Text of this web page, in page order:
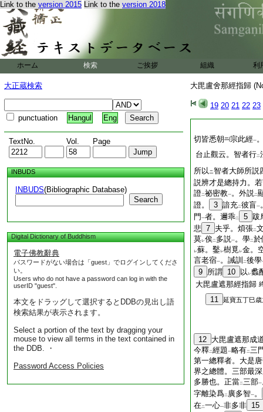
Link to the version 2015 Link to the version 2018
ホーム 検索 ご挨拶 組織 利
大正蔵検索
punctuation Hangul Eng
TextNo. Vol. Page
INBUDS
INBUDS(Bibliographic Database)
Search
Digital Dictionary of Buddhism
電子佛教辭典
パスワードがない場合は「guest」でログインしてくださ
い。
Users who do not have a password can log in with the
userID "guest".
本文をドラッグして選択するとDDBの見出し語
検索結果が表示されます。
Select a portion of the text by dragging your
mouse to view all terms in the text contained in
the DDB. ・
Password Access Policies
大毘盧舍那經指歸
19 20 21 22 23
切皆悉朝 宗此經一
台止觀云。智者行二
所以ニ智者大師所説
説辨才是總持力。
證二祕密教一。外説二
證。
3 諳充二彼盲一
門 一者。邇乖二 5 跋
悲 7 夫乎。煩張二
莫レ俟二 多説一。學二於
レ蘇。鑿レ樹覓レ金。
言老宿一。誡訓 二後學
9 所謂 10 以 レ蠡
大毘盧遮那經指歸
11 延寶五丁巳
12 大毘盧遮那成
今釋二經題一略有二三
第一總釋者。大是
界之總體。三部最
多勝也。正當二三部一
字離染爲二 廣多智一。
在二一心一非多非 15